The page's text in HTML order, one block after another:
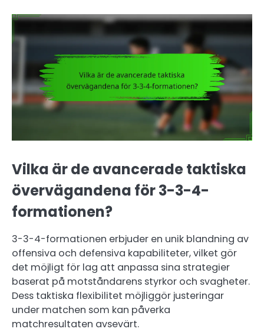
Vilka är de avancerade taktiska
övervägandena för 3-3-4-
formationen?
3-3-4-formationen erbjuder en unik blandning av
offensiva och defensiva kapabiliteter, vilket gör
det möjligt för lag att anpassa sina strategier
baserat på motståndarens styrkor och svagheter.
Dess taktiska flexibilitet möjliggör justeringar
under matchen som kan påverka
matchresultaten avsevärt.